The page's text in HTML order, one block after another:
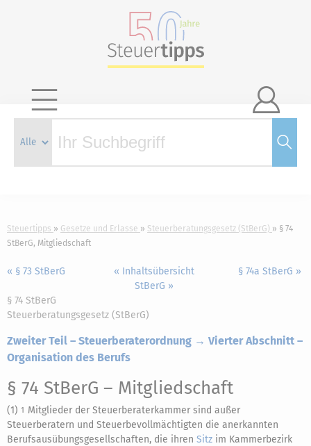

Steuertipps Gesetze und Erlasse Steuerberatungsgesetz (StBerG)
§ 74
StBerG, Mitgliedschaft
« § 73 StBerG
« Inhaltsübersicht
StBerG »
§ 74a StBerG »
§ 74 StBerG
Steuerberatungsgesetz (StBerG)
Zweiter Teil – Steuerberaterordnung → Vierter Abschnitt –
Organisation des Berufs
§ 74 StBerG – Mitgliedschaft
(1) 1 Mitglieder der Steuerberaterkammer sind außer
Steuerberatern und Steuerbevollmächtigten die anerkannten
Berufsausübungsgesellschaften, die ihren Sitz im Kammerbezirk